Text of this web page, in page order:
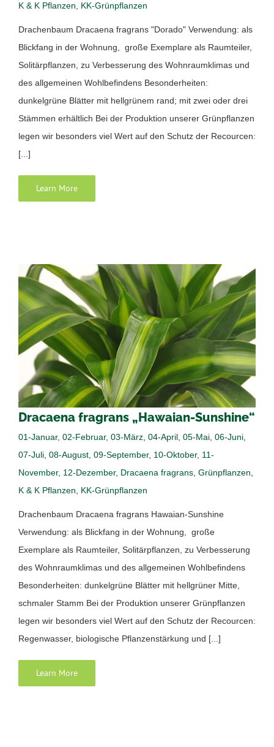
K & K Pflanzen, KK-Grünpflanzen
Drachenbaum Dracaena fragrans "Dorado" Verwendung: als
Blickfang in der Wohnung, große Exemplare als Raumteiler,
Solitärpflanzen, zu Verbesserung des Wohnraumklimas und
des allgemeinen Wohlbefindens Besonderheiten:
dunkelgrüne Blätter mit hellgrünem rand; mit zwei oder drei
Stämmen erhältlich Bei der Produktion unserer Grünpflanzen
legen wir besonders viel Wert auf den Schutz der Recourcen:
[...]
Learn More
Dracaena fragrans „Hawaian-Sunshine“
01-Januar, 02-Februar, 03-März, 04-April, 05-Mai, 06-Juni,
07-Juli, 08-August, 09-September, 10-Oktober, 11-
November, 12-Dezember, Dracaena fragrans, Grünpflanzen,
K & K Pflanzen, KK-Grünpflanzen
Drachenbaum Dracaena fragrans Hawaian-Sunshine
Verwendung: als Blickfang in der Wohnung, große
Exemplare als Raumteiler, Solitärpflanzen, zu Verbesserung
des Wohnraumklimas und des allgemeinen Wohlbefindens
Besonderheiten: dunkelgrüne Blätter mit hellgrüner Mitte,
schmaler Stamm Bei der Produktion unserer Grünpflanzen
legen wir besonders viel Wert auf den Schutz der Recourcen:
Regenwasser, biologische Pflanzenstärkung und [...]
Learn More